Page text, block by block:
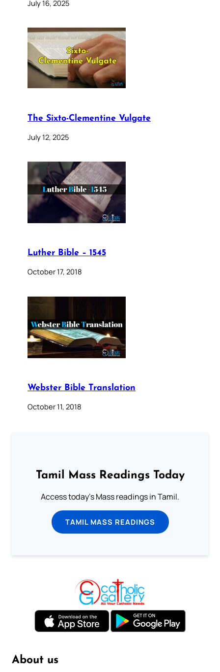
July 16, 2025
The Sixto-Clementine Vulgate
July 12, 2025
Luther Bible – 1545
October 17, 2018
Webster Bible Translation
October 11, 2018
Tamil Mass Readings Today
Access today's Mass readings in Tamil.
TAMIL MASS READINGS
About us